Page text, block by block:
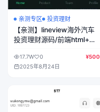
亲测专区 投资理财
【亲测】lineview海外汽车
投资理财源码/前端html+后
17.7W 0
¥500
2025年8月24日